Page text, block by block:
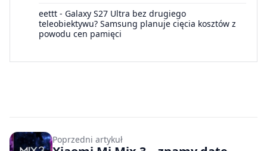
eettt - Galaxy S27 Ultra bez drugiego
teleobiektywu? Samsung planuje cięcia kosztów z
powodu cen pamięci
Poprzedni artykuł